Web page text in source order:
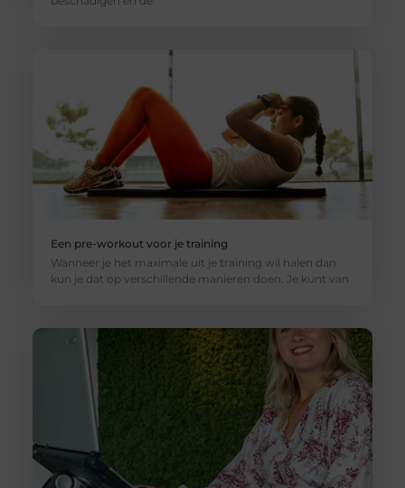
Een pre-workout voor je training
Wanneer je het maximale uit je training wil halen dan
kun je dat op verschillende manieren doen. Je kunt van